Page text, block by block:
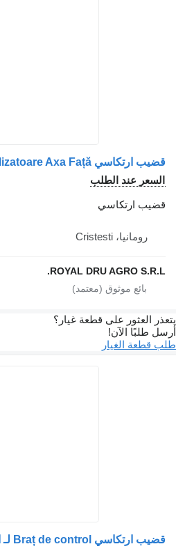
السعر عند الطلب
قضيب ارتكاسي
رومانيا، Cristesti
ROYAL DRU AGRO S.R.L.
العثور على قطعة غيار؟
طلبًا الآن!
قطعة الغيار